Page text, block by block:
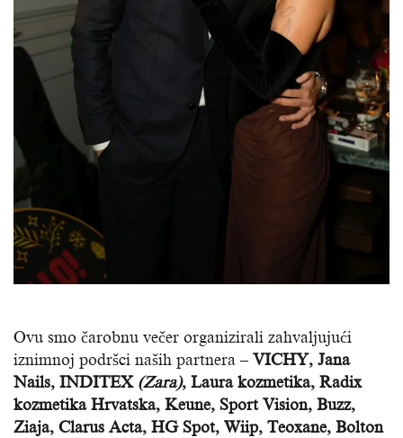
Ovu smo čarobnu večer organizirali zahvaljujući
iznimnoj podršci naših partnera – VICHY, Jana
Nails, INDITEX (Zara), Laura kozmetika, Radix
kozmetika Hrvatska, Keune, Sport Vision, Buzz,
Ziaja, Clarus Acta, HG Spot, Wiip, Teoxane, Bolton